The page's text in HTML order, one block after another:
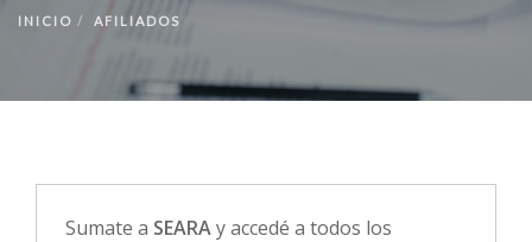
INICIO AFILIADOS
Sumate a SEARAy accedé a todos los